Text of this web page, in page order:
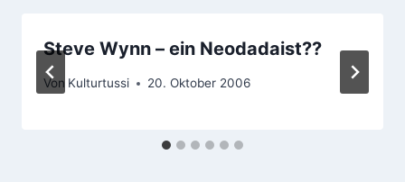
Steve Wynn – ein Neodadaist??
Von Kulturtussi 20. Oktober 2006